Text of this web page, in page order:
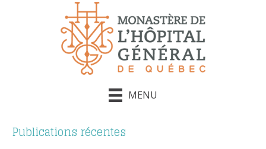
MENU
Publications récentes